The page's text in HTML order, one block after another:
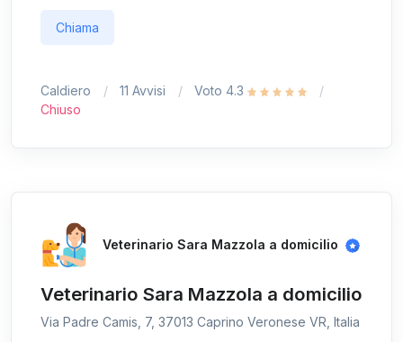
Chiama
Caldiero 11 Avvisi
Voto 4.3
Chiuso
Veterinario Sara Mazzola a domicilio
Veterinario Sara Mazzola a domicilio
Via Padre Camis, 7, 37013 Caprino Veronese VR, Italia